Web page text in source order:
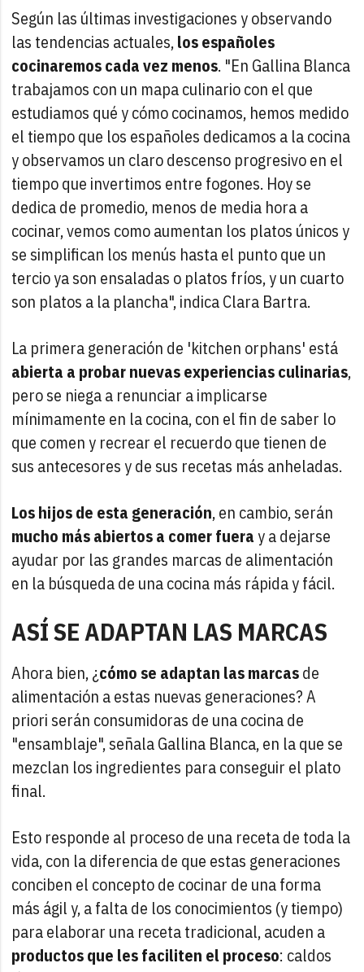
Según las últimas investigaciones y observando
las tendencias actuales,los españoles
cocinaremos cada vez menos. "En Gallina Blanca
trabajamos con un mapa culinario con el que
estudiamos qué y cómo cocinamos, hemos medido
el tiempo que los españoles dedicamos a la cocina
y observamos un claro descenso progresivo en el
tiempo que invertimos entre fogones. Hoy se
dedica de promedio, menos de media hora a
cocinar, vemos como aumentan los platos únicos y
se simplifican los menús hasta el punto que un
tercio ya son ensaladas o platos fríos, y un cuarto
son platos a la plancha", indica Clara Bartra.
La primera generación de 'kitchen orphans' está
abierta a probar nuevas experiencias culinarias,
pero se niega a renunciar a implicarse
mínimamente en la cocina, con el fin de saber lo
que comen y recrear el recuerdo que tienen de
sus antecesores y de sus recetas más anheladas.
Los hijos de esta generación, en cambio, serán
mucho más abiertos a comer fueray a dejarse
ayudar por las grandes marcas de alimentación
en la búsqueda de una cocina más rápida y fácil.
ASÍ SE ADAPTAN LAS MARCAS
Ahora bien, ¿cómo se adaptan las marcasde
alimentación a estas nuevas generaciones? A
priori serán consumidoras de una cocina de
"ensamblaje", señala Gallina Blanca, en la que se
mezclan los ingredientes para conseguir el plato
final.
Esto responde al proceso de una receta de toda la
vida, con la diferencia de que estas generaciones
conciben el concepto de cocinar de una forma
más ágil y, a falta de los conocimientos (y tiempo)
para elaborar una receta tradicional, acuden a
productos que les faciliten el proceso: caldos